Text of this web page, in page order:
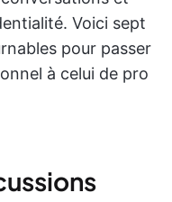
Voici sept
pour passer
à celui de pro